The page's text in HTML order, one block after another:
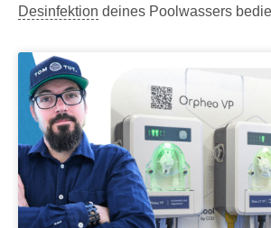
Desinfektion deines Poolwassers